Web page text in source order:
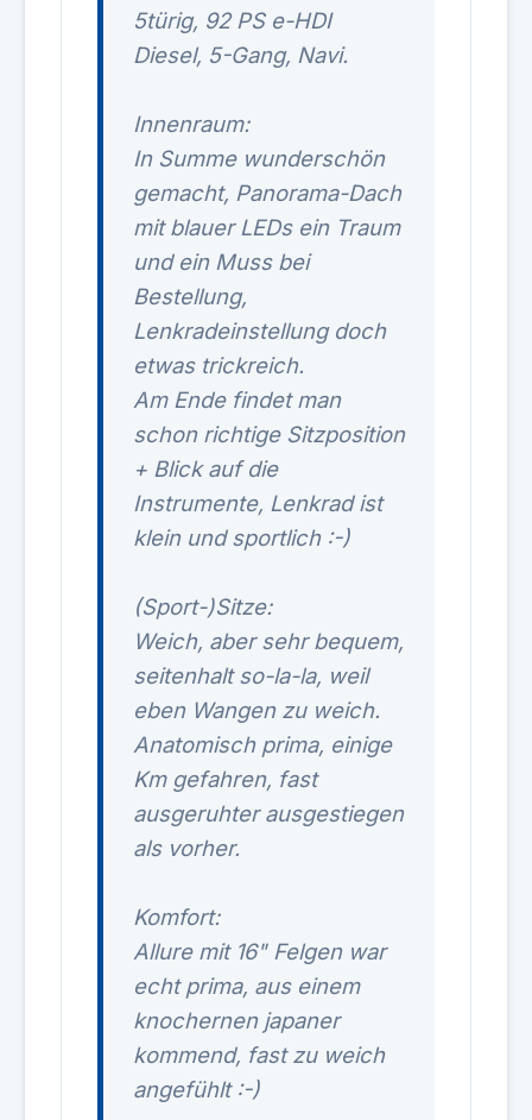
5türig, 92 PS e-HDI
Diesel, 5-Gang, Navi.
Innenraum:
In Summe wunderschön
gemacht, Panorama-Dach
mit blauer LEDs ein Traum
und ein Muss bei
Bestellung,
Lenkradeinstellung doch
etwas trickreich.
Am Ende findet man
schon richtige Sitzposition
+ Blick auf die
Instrumente, Lenkrad ist
klein und sportlich :-)
(Sport-)Sitze:
Weich, aber sehr bequem,
seitenhalt so-la-la, weil
eben Wangen zu weich.
Anatomisch prima, einige
Km gefahren, fast
ausgeruhter ausgestiegen
als vorher.
Komfort:
Allure mit 16" Felgen war
echt prima, aus einem
knochernen japaner
kommend, fast zu weich
angefühlt :-)